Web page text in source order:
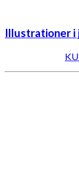
Illustrationer i